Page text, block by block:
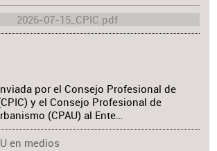
por el Consejo Profesional de
y el Consejo Profesional de
(CPAU) al Ente…
en medios